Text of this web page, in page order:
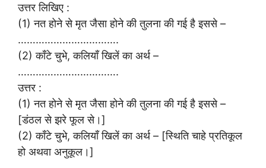
उत्तर लिखिए :
(1) नत होने से मृत जैसा होने की तुलना की गई है इससे –
…………………………….
(2) काँटे चुभे, कलियाँ खिलें का अर्थ –
…………………………….
उत्तर :
(1) नत होने से मृत जैसा होने की तुलना की गई है इससे –
[डंठल से झरे फूल से।]
(2) काँटे चुभे, कलियाँ खिलें का अर्थ – [स्थिति चाहे प्रतिकूल
हो अथवा अनुकूल।]